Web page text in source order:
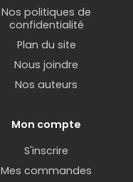
Nos politiques de
confidentialité
Plan du site
Nous joindre
Nos auteurs
Mon compte
S'inscrire
Mes commandes